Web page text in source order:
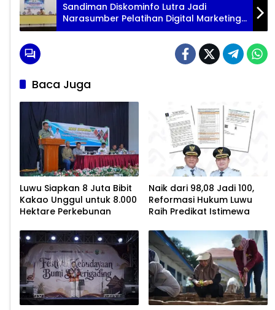
Sandiman Diskominfo Lutra Jadi
Narasumber Pelatihan Digital Marketing
Produk UMKM
Baca Juga
Luwu Siapkan 8 Juta Bibit
Kakao Unggul untuk 8.000
Hektare Perkebunan
Naik dari 98,08 Jadi 100,
Reformasi Hukum Luwu
Raih Predikat Istimewa